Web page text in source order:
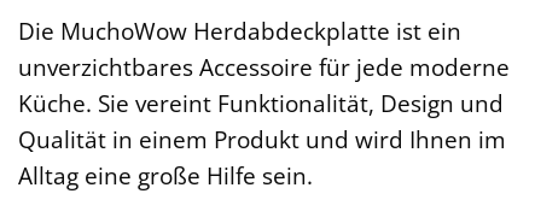
Die MuchoWow Herdabdeckplatte ist ein
unverzichtbares Accessoire für jede moderne
Küche. Sie vereint Funktionalität, Design und
Qualität in einem Produkt und wird Ihnen im
Alltag eine große Hilfe sein.